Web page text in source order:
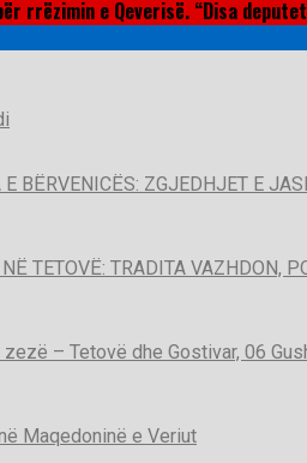
rrëzimin e Qeverisë. “Disa
E BËRVENICËS: ZGJEDHJET E
TETOVË: TRADITA VAZHDON,
zezë – Tetovë dhe Gostivar, 06
Maqedoninë e Veriut